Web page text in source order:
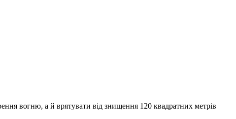
вогню, а й врятувати від знищення 120 квадратних метрів